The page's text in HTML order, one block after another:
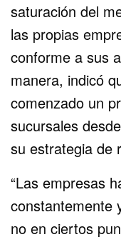
saturación del
las propias
conforme a sus
manera, indicó
comenzado un
sucursales
su estrategia de
“Las empresas
constantemente
no en ciertos